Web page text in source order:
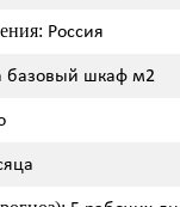
Россия
базовый шкаф м2